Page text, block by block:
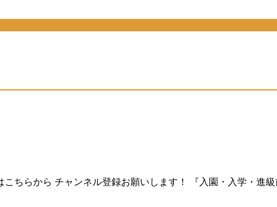
ちらから チャンネル登録お願いします！ 『入園・入学・進